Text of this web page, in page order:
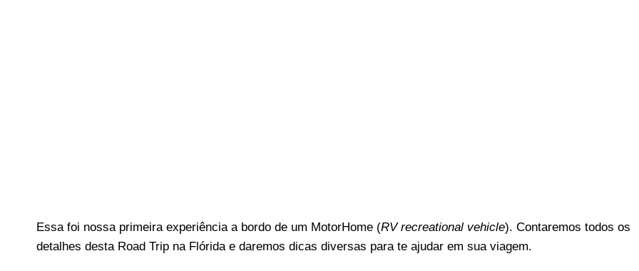
Essa foi nossa primeira experiência a bordo de um MotorHome (RV recreational vehicle). Contaremos todos os
detalhes desta Road Trip na Flórida e daremos dicas diversas para te ajudar em sua viagem.